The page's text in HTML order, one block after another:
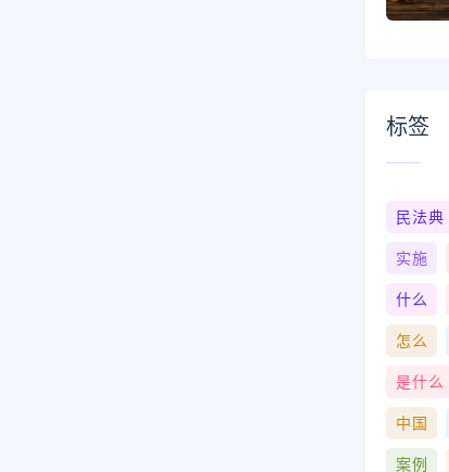
标签
民法典
实施
什么
怎么
是什么
中国
案例